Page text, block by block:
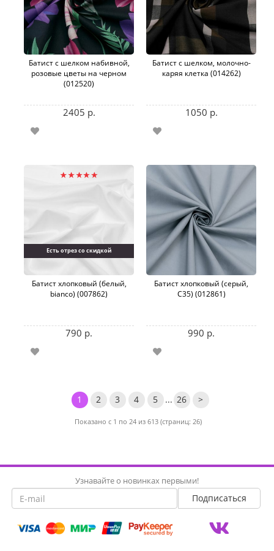
Батист с шелком набивной,
розовые цветы на черном
(012520)
2405 р.
Батист с шелком, молочно-
каряя клетка (014262)
1050 р.
Есть отрез со скидкой
Батист хлопковый (белый,
bianco) (007862)
790 р.
Батист хлопковый (серый,
C35) (012861)
990 р.
1 2 3 4 5 ... 26 >
Показано с 1 по 24 из 613 (страниц: 26)
Узнавайте о новинках первыми!